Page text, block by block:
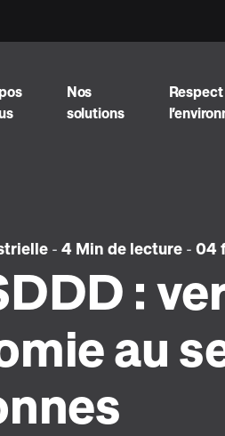
Nos
solutions
- 4 Min de lecture - 04
:
au